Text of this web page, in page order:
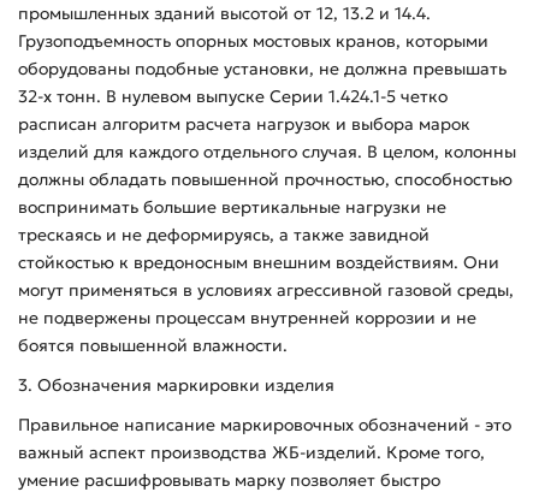
промышленных зданий высотой от 12, 13.2 и 14.4.
Грузоподъемность опорных мостовых кранов, которыми
оборудованы подобные установки, не должна превышать
32-х тонн. В нулевом выпуске Серии 1.424.1-5 четко
расписан алгоритм расчета нагрузок и выбора марок
изделий для каждого отдельного случая. В целом, колонны
должны обладать повышенной прочностью, способностью
воспринимать большие вертикальные нагрузки не
трескаясь и не деформируясь, а также завидной
стойкостью к вредоносным внешним воздействиям. Они
могут применяться в условиях агрессивной газовой среды,
не подвержены процессам внутренней коррозии и не
боятся повышенной влажности.
3. Обозначения маркировки изделия
Правильное написание маркировочных обозначений - это
важный аспект производства ЖБ-изделий. Кроме того,
умение расшифровывать марку позволяет быстро